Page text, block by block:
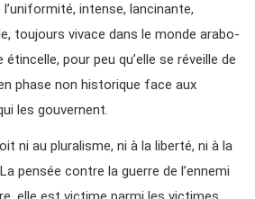
l’uniformité, intense, lancinante,
toujours vivace dans le monde arabo-
pour peu qu’elle se réveille de
phase non historique face aux
les gouvernent.
ni au pluralisme, ni à la liberté, ni à la
pensée contre la guerre de l’ennemi